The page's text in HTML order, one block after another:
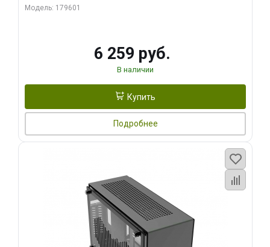
Модель: 179601
6 259 руб.
В наличии
Купить
Подробнее